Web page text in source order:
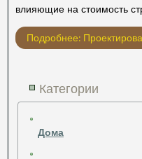
влияющие на стоимость
Подробнее:
Категории
Дома